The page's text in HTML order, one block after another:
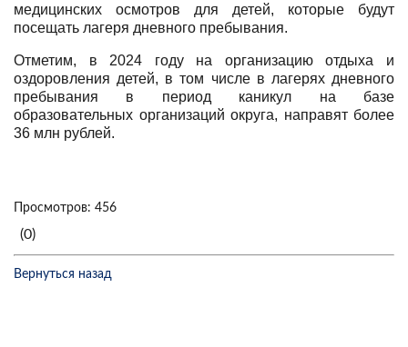
медицинских осмотров для детей, которые будут
посещать лагеря дневного пребывания.
Отметим, в 2024 году на организацию отдыха и
оздоровления детей, в том числе в лагерях дневного
пребывания в период каникул на базе
образовательных организаций округа, направят более
36 млн рублей.
Просмотров: 456
(0)
Вернуться назад